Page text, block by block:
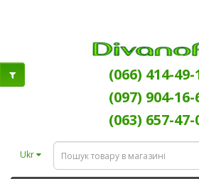
(066) 414-49-
(097) 904-16-
(063) 657-47-
Ukr